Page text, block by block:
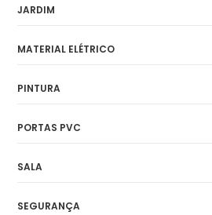
JARDIM
MATERIAL ELÉTRICO
PINTURA
PORTAS PVC
SALA
SEGURANÇA